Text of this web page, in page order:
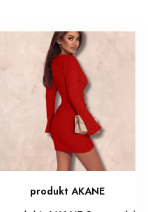
produkt AKANE